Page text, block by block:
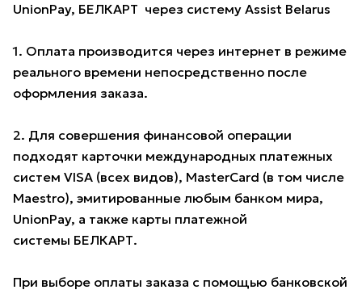
UnionPay, БЕЛКАРТ через систему Assist Belarus
1. Оплата производится через интернет в режиме
реального времени непосредственно после
оформления заказа.
2. Для совершения финансовой операции
подходят карточки международных платежных
систем VISA (всех видов), MasterCard (в том числе
Maestro), эмитированные любым банком мира,
UnionPay, а также карты платежной
системы БЕЛКАРТ.
При выборе оплаты заказа с помощью банковской